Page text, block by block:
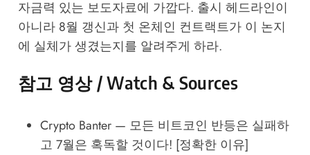
자금력 있는 보도자료에 가깝다. 출시 헤드라인이
아니라 8월 갱신과 첫 온체인 컨트랙트가 이 논지
에 실체가 생겼는지를 알려주게 하라.
참고 영상 / Watch & Sources
Crypto Banter — 모든 비트코인 반등은 실패하
고 7월은 혹독할 것이다! [정확한 이유]